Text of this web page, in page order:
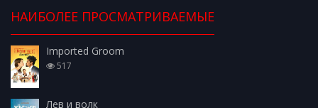
НАИБОЛЕЕ ПРОСМАТРИВАЕМЫЕ
Imported Groom
517
Лев и волк